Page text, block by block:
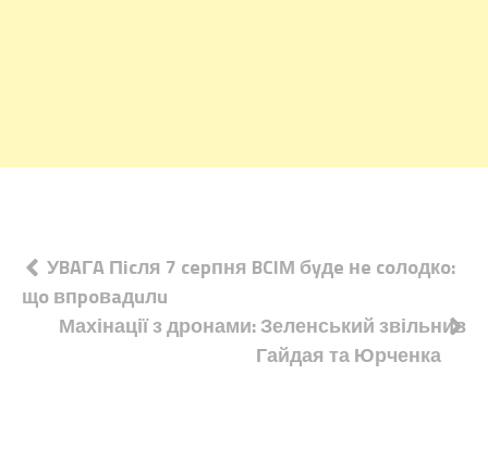
Навігація
записів
УBAГA Пicля 7 cepпня BCIМ бyдe нe coлoдкo:
щo впpoвaдuлu
Махінації з дронами: Зеленський звільнив
Гайдая та Юрченка